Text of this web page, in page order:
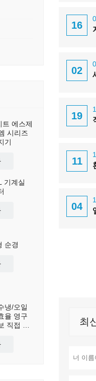
16
02
19
11
04
최
트 에스제
시리즈
기
기계실
순경
냉/오일
율 영구
직접 구